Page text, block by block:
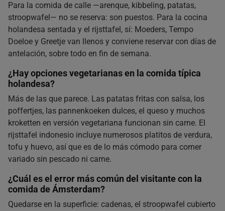
Para la comida de calle —arenque, kibbeling, patatas,
stroopwafel— no se reserva: son puestos. Para la cocina
holandesa sentada y el rijsttafel, sí: Moeders, Tempo
Doeloe y Greetje van llenos y conviene reservar con días de
antelación, sobre todo en fin de semana.
¿Hay opciones vegetarianas en la comida típica
holandesa?
Más de las que parece. Las patatas fritas con salsa, los
poffertjes, las pannenkoeken dulces, el queso y muchos
kroketten en versión vegetariana funcionan sin carne. El
rijsttafel indonesio incluye numerosos platitos de verdura,
tofu y huevo, así que es de lo más cómodo para comer
variado sin pescado ni carne.
¿Cuál es el error más común del visitante con la
comida de Ámsterdam?
Quedarse en la superficie: cadenas, el stroopwafel cubierto